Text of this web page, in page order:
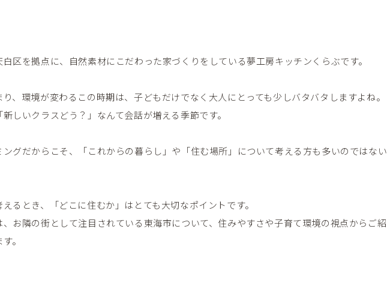
区を拠点に、自然素材にこだわった家づくりをしている夢工房キッチンくらぶです。
、環境が変わるこの時期は、子どもだけでなく大人にとっても少しバタバタしますよね。
しいクラスどう？」なんて会話が増える季節です。
ングだからこそ、「これからの暮らし」や「住む場所」について考える方も多いのではない
るとき、「どこに住むか」はとても大切なポイントです。
、お隣の街として注目されている東海市について、住みやすさや子育て環境の視点からご紹
。